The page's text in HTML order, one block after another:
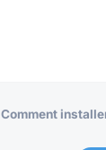
Comment